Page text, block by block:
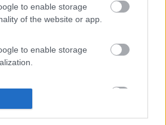
to enable storage
of the website or app.
to enable storage
to enable storage
prevention, and other
pagamento . 60 EURO L'uno. Io l'ho
io, il primo è gratuito e quelli
Se ci riesco mi piacerebbe assistere
faccio sapere.... saluti ubax >